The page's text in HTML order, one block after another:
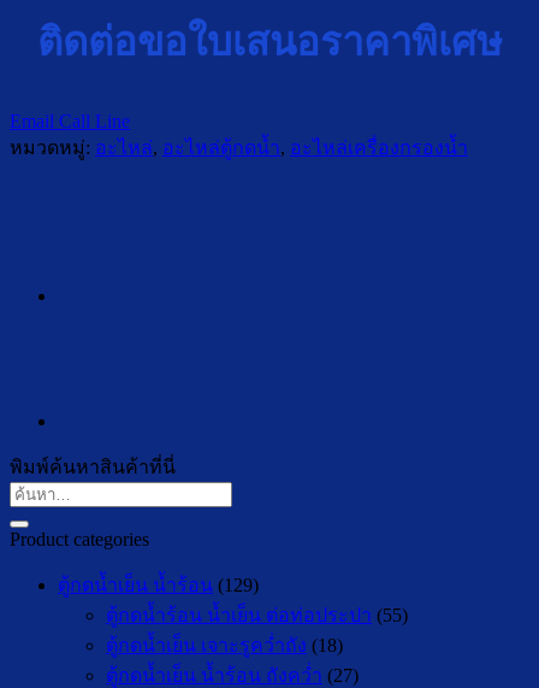
ติดต่อขอใบเสนอราคาพิเศษ
Email Call Line
หมวดหมู่: อะไหล่, อะไหล่ตู้กดน้ำ, อะไหล่เครื่องกรองน้ำ
พิมพ์ค้นหาสินค้าที่นี่
ค้นหา:
Product categories
ตู้กดน้ำเย็น น้ำร้อน (129)
ตู้กดน้ำร้อน น้ำเย็น ต่อท่อประปา (55)
ตู้กดน้ำเย็น เจาะรูคว่ำถัง (18)
ตู้กดน้ำเย็น น้ำร้อน ถังคว่ำ (27)